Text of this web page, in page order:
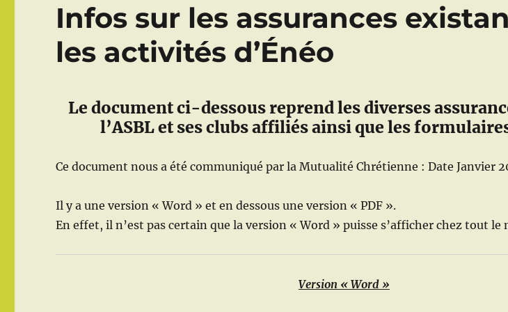
Infos sur les assurances
les activités d’Énéo
Le document ci-dessous reprend les diverses
l’ASBL et ses clubs affiliés ainsi que les
Ce document nous a été communiqué par la Mutualité Chrétienne : Date Janvier
Il y a une version « Word » et en dessous une version « PDF ».
En effet, il n’est pas certain que la version « Word » puisse s’afficher chez tout le
Version « Word »